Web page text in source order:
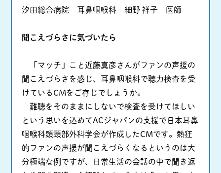
汐田総合病院 耳鼻咽喉科 細野 祥子 医師
聞こえづらさに気づいたら
「マッチ」こと近藤真彦さんがファンの声援の
聞こえづらさを感じ、耳鼻咽喉科で聴力検査を受
けているCMをご存じでしょうか。
難聴をそのままにしないで検査を受けてほしい
という思いを込めてACジャパンの支援で日本耳鼻
咽喉科頭頸部外科学会が作成したCMです。熱狂
的ファンの声援が聞こえづらくなるというのは大
分極端な例ですが、日常生活の会話の中で聞き返